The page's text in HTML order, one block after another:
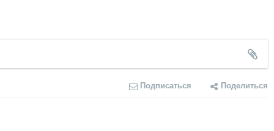
Подписаться Поделиться